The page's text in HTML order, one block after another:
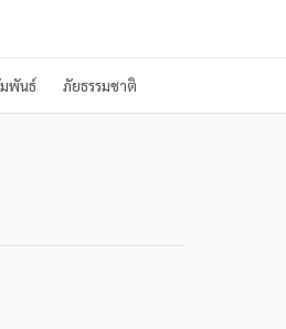
พันธ์ ภัยธรรมชาติ